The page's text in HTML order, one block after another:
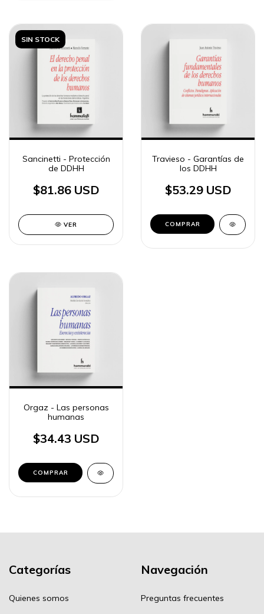
SIN STOCK
Sancinetti - Protección
de DDHH
$81.86 USD
VER
Travieso - Garantías de
los DDHH
$53.29 USD
Orgaz - Las personas
humanas
$34.43 USD
Categorías
Quienes somos
Navegación
Preguntas frecuentes